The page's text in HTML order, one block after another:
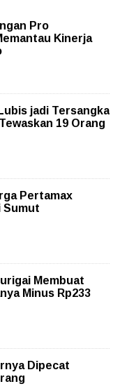
Pro
Kinerja
jadi Tersangka
19 Orang
Pertamax
Sumut
Membuat
Minus Rp233
Dipecat